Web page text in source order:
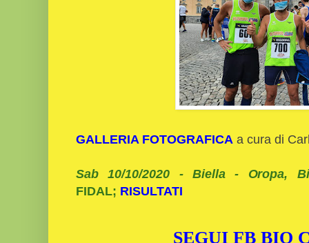
GALLERIA FOTOGRAFICA a cura di
Sab 10/10/2020 - Biella - Oropa,
FIDAL; RISULTATI
SEGUI FB BIO